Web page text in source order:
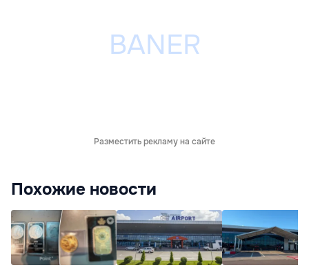
Разместить рекламу на сайте
Похожие новости